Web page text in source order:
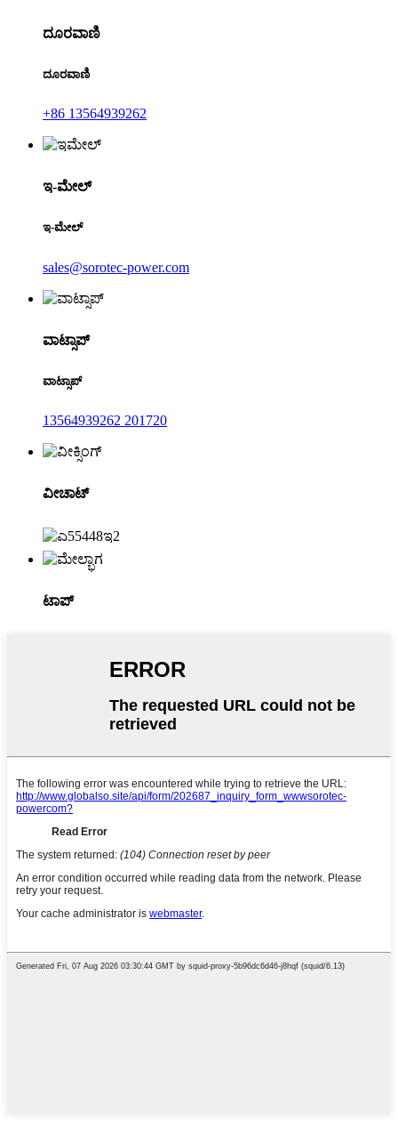
ದೂರವಾಣಿ
ದೂರವಾಣಿ
+86 13564939262
ಇ-ಮೇಲ್
ಇ-ಮೇಲ್
sales@sorotec-power.com
ವಾಟ್ಸಾಪ್
ವಾಟ್ಸಾಪ್
13564939262 201720
ವೀಚಾಟ್
ಟಾಪ್